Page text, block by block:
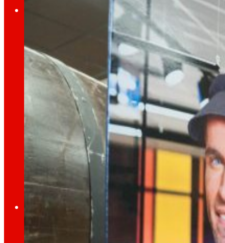
Al
Prensa
Toda la actualidad y los últimos pasos de
Innovación